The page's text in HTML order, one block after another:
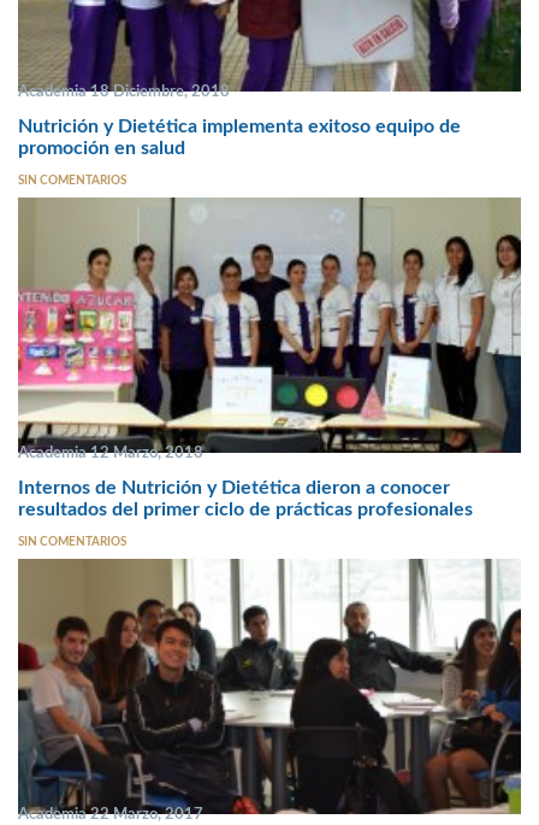
Academia 18 Diciembre, 2018
Nutrición y Dietética implementa exitoso equipo de
promoción en salud
SIN COMENTARIOS
Academia 12 Marzo, 2018
Internos de Nutrición y Dietética dieron a conocer
resultados del primer ciclo de prácticas profesionales
SIN COMENTARIOS
Academia 22 Marzo, 2017